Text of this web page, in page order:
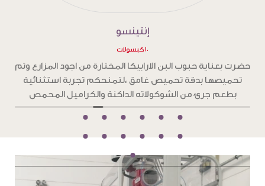
بلوند
بعناية حبوب بن الارابيكا المختارة من اجود المزارع ، وتم
بدقة تحميص فاتح،لتمنحكم تجربة استثنائية تغمر
حواسكم بنكهات زهرية وفاكهية
حضرت